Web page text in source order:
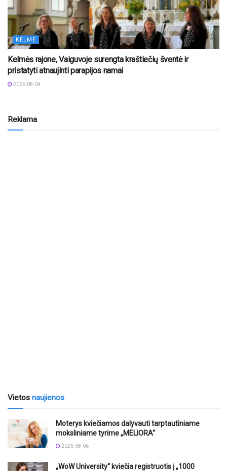
KELMĖ
Kelmės rajone, Vaiguvoje surengta kraštiečių šventė ir
pristatyti atnaujinti parapijos namai
2026-08-04
Reklama
Vietos naujienos
Moterys kviečiamos dalyvauti tarptautiniame
moksliniame tyrime „MELIORA“
2026-08-06
„WoW University“ kviečia registruotis į „1000